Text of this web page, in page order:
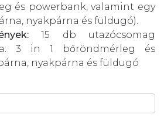
és powerbank, valamint egy
nyakpárna és füldugó).
15 db utazócsomag
3 in 1 bőröndmérleg és
nyakpárna és füldugó